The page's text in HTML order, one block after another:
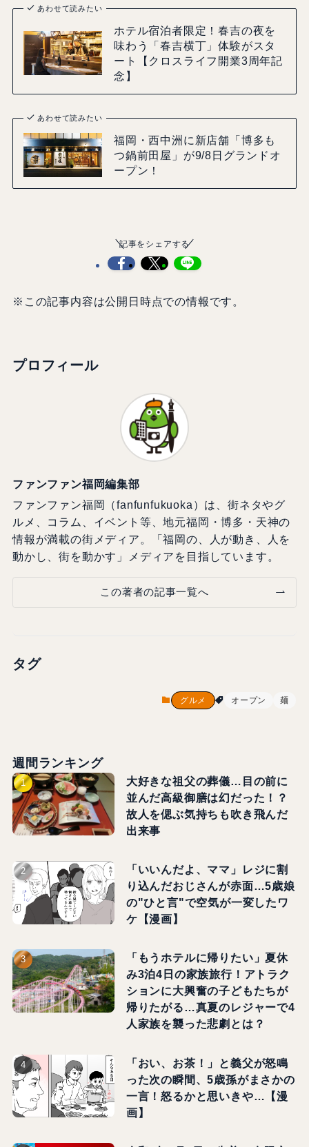
あわせて読みたい
ホテル宿泊者限定！春吉の夜を
味わう「春吉横丁」体験がスタ
ート【クロスライフ開業3周年記
念】
あわせて読みたい
福岡・西中洲に新店舗「博多も
つ鍋前田屋」が9/8日グランドオ
ープン！
記事をシェアする
※この記事内容は公開日時点での情報です。
プロフィール
ファンファン福岡編集部
ファンファン福岡（fanfunfukuoka）は、街ネタやグ
ルメ、コラム、イベント等、地元福岡・博多・天神の
情報が満載の街メディア。「福岡の、人が動き、人を
動かし、街を動かす」メディアを目指しています。
この著者の記事一覧へ
タグ
グルメ オープン 麺
週間ランキング
大好きな祖父の葬儀…目の前に
並んだ高級御膳は幻だった！？
故人を偲ぶ気持ちも吹き飛んだ
出来事
「いいんだよ、ママ」レジに割
り込んだおじさんが赤面…5歳娘
の"ひと言"で空気が一変したワ
ケ【漫画】
「もうホテルに帰りたい」夏休
み3泊4日の家族旅行！アトラク
ションに大興奮の子どもたちが
帰りたがる…真夏のレジャーで4
人家族を襲った悲劇とは？
「おい、お茶！」と義父が怒鳴
った次の瞬間、5歳孫がまさかの
一言！怒るかと思いきや…【漫
画】